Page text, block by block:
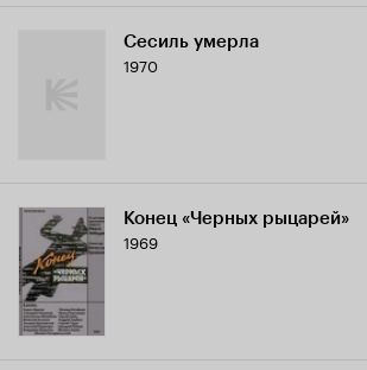
Сесиль умерла
1970
Конец «Черных рыцарей»
1969